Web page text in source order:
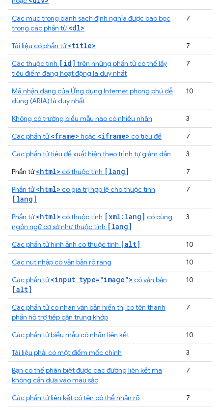
Các mục trong danh sách định nghĩa được bao bọc
trong các phần tử<dl>
7
Tài liệu có phần tử<title>
7
Các thuộc tính [id] trên những phần tử có thể lấy
tiêu điểm đang hoạt động là duy nhất
7
Mã nhận dạng của Ứng dụng Internet phong phú dễ
dùng (ARIA) là duy nhất
10
Không có trường biểu mẫu nào có nhiều nhãn
3
Các phần tử<frame> hoặc <iframe> có tiêu đề
7
Các phần tử tiêu đề xuất hiện theo trình tự giảm dần
3
Phần tử<html> có thuộc tính [lang]
7
Phần tử<html> có giá trị hợp lệ cho thuộc tính
[lang]
7
Phần tử<html> có thuộc tính [xml:lang] có cùng
ngôn ngữ cơ sở như thuộc tính [lang]
3
Các phần tử hình ảnh có thuộc tính [alt]
10
Các nút nhập có văn bản rõ ràng
10
Các phần tử<input type="image"> có văn bản
[alt]
10
Các phần tử có nhãn văn bản hiển thị có tên thành
phần hỗ trợ tiếp cận trùng khớp
7
Các phần tử biểu mẫu có nhãn liên kết
10
Tài liệu phải có một điểm mốc chính
3
Bạn có thể phân biệt được các đường liên kết mà
không cần dựa vào màu sắc
7
Các phần tử liên kết có tên có thể nhận rõ
7